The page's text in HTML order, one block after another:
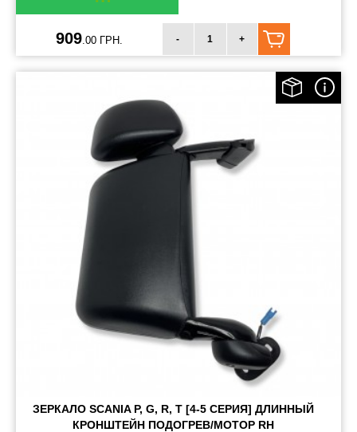
909.00 ГРН. - +
ЗЕРКАЛО SCANIA P, G, R, T [4-5 СЕРИЯ] ДЛИННЫЙ
КРОНШТЕЙН ПОДОГРЕВ/МОТОР RH